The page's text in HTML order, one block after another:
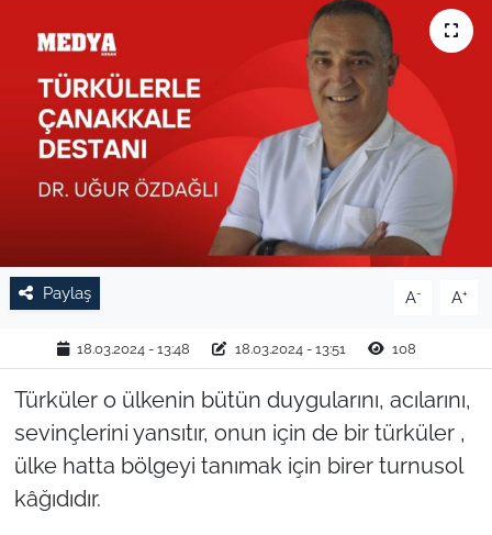
Paylaş A- A+
18.03.2024 - 13:48 18.03.2024 - 13:51 108
Türküler o ülkenin bütün duygularını, acılarını,
sevinçlerini yansıtır, onun için de bir türküler ,
ülke hatta bölgeyi tanımak için birer turnusol
kâğıdıdır.
SAĞLIK
EĞİTİM
TARIM VE HAYVANCILIK
RESMİ İLAN
SPOR
YAŞAM
EDİRNE
TEKİRDAĞ